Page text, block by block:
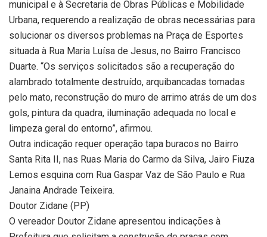
municipal e à Secretaria de Obras Públicas e Mobilidade
Urbana, requerendo a realização de obras necessárias para
solucionar os diversos problemas na Praça de Esportes
situada à Rua Maria Luísa de Jesus, no Bairro Francisco
Duarte. “Os serviços solicitados são a recuperação do
alambrado totalmente destruído, arquibancadas tomadas
pelo mato, reconstrução do muro de arrimo atrás de um dos
gols, pintura da quadra, iluminação adequada no local e
limpeza geral do entorno”, afirmou.
Outra indicação requer operação tapa buracos no Bairro
Santa Rita II, nas Ruas Maria do Carmo da Silva, Jairo Fiuza
Lemos esquina com Rua Gaspar Vaz de São Paulo e Rua
Janaina Andrade Teixeira.
Doutor Zidane (PP)
O vereador Doutor Zidane apresentou indicações à